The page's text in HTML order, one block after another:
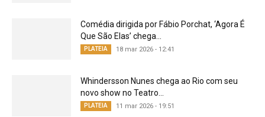
Comédia dirigida por Fábio Porchat, ‘Agora É
Que São Elas’ chega...
PLATEIA 18 mar 2026 - 12:41
Whindersson Nunes chega ao Rio com seu
novo show no Teatro...
PLATEIA 11 mar 2026 - 19:51